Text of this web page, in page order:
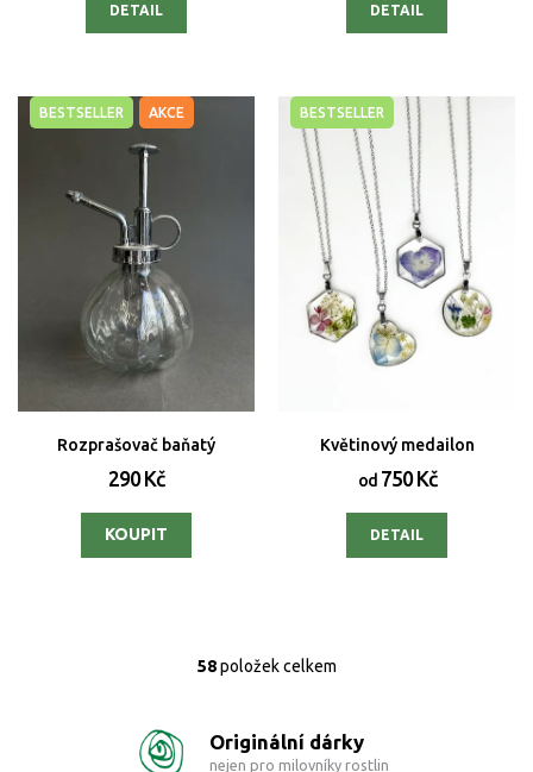
DETAIL DETAIL
BESTSELLER AKCE
Rozprašovač baňatý
290 Kč
BESTSELLER
Květinový medailon
od750 Kč
DETAIL
O
á
58položek celkem
Originální dárky
nejen pro milovníky rostlin